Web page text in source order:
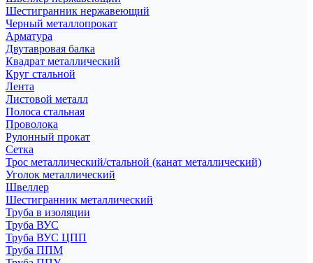
Шестигранник нержавеющий
Черный металлопрокат
Арматура
Двутавровая балка
Квадрат металлический
Круг стальной
Лента
Листовой металл
Полоса стальная
Проволока
Рулонный прокат
Сетка
Трос металлический/стальной (канат металлический)
Уголок металлический
Швеллер
Шестигранник металлический
Труба в изоляции
Труба ВУС
Труба ВУС ЦПП
Труба ППМ